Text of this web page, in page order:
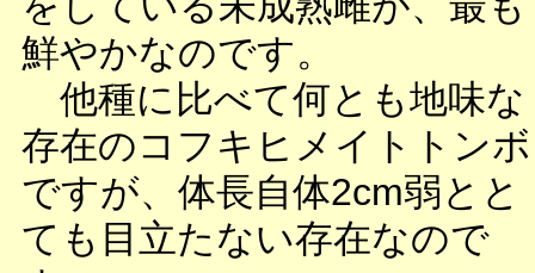
鮮やかなのです。
他種に比べて何とも地味な
存在のコフキヒメイトトンボ
ですが、体長自体2cm弱とと
ても目立たない存在なので